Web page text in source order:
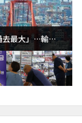
去最大」…輸出